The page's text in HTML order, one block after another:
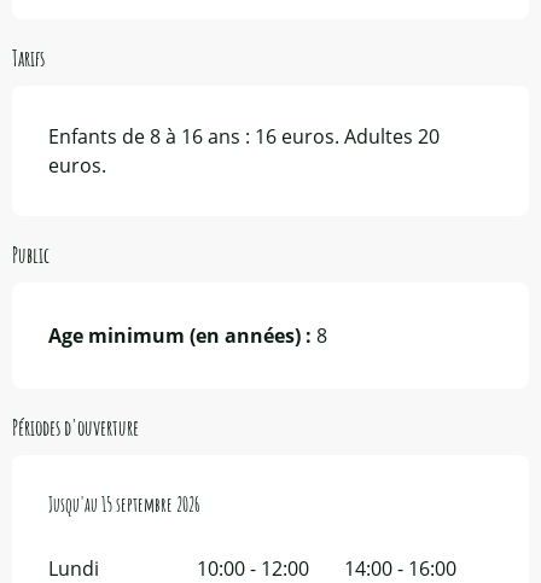
Tarifs
Enfants de 8 à 16 ans : 16 euros. Adultes 20
euros.
Public
Age minimum (en années) : 8
Périodes d'ouverture
Du15 juin 2026au15 septembre 2026
Jusqu'au 15 septembre 2026
Lundi 10:00 - 12:00 14:00 - 16:00